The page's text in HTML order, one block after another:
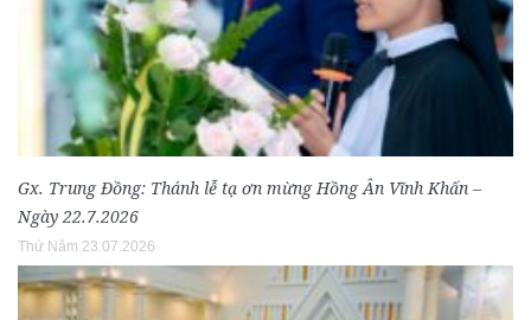
Gx. Trung Đồng: Thánh lễ tạ ơn mừng Hồng Ân Vĩnh Khấn –
Ngày 22.7.2026
Thứ Năm 23.07.2026